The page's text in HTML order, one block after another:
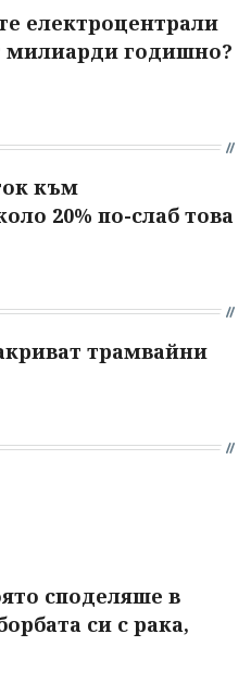
електроцентрали
милиарди годишно?
към
20% по-слаб това
трамвайни
споделяше в
си с рака,